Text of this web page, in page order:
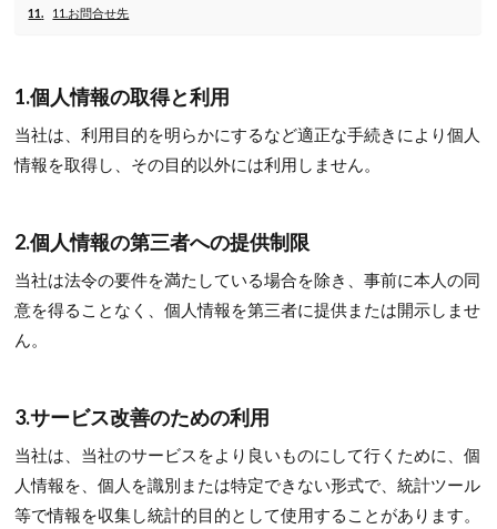
11.お問合せ先
1.個人情報の取得と利用
当社は、利用目的を明らかにするなど適正な手続きにより個人
情報を取得し、その目的以外には利用しません。
2.個人情報の第三者への提供制限
当社は法令の要件を満たしている場合を除き、事前に本人の同
意を得ることなく、個人情報を第三者に提供または開示しませ
ん。
3.サービス改善のための利用
当社は、当社のサービスをより良いものにして行くために、個
人情報を、個人を識別または特定できない形式で、統計ツール
等で情報を収集し統計的目的として使用することがあります。